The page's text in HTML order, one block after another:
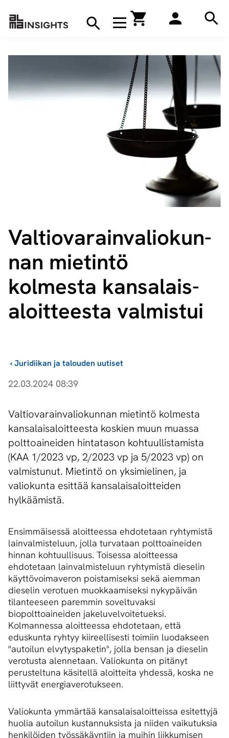
Avaa navigaatio
Hae
Val­tio­va­rain­va­lio­kun­
nan mietintö
kolmesta kan­sa­lais­
aloit­tees­ta valmistui
Juridiikan ja talouden uutiset
›
22.03.2024 08:39
Valtiovarainvaliokunnan mietintö kolmesta
kansalaisaloitteesta koskien muun muassa
polttoaineiden hintatason kohtuullistamista
(KAA 1/2023 vp, 2/2023 vp ja 5/2023 vp) on
valmistunut. Mietintö on yksimielinen, ja
valiokunta esittää kansalaisaloitteiden
hylkäämistä.
Ensimmäisessä aloitteessa ehdotetaan ryhtymistä
lainvalmisteluun, jolla turvataan polttoaineiden
hinnan kohtuullisuus. Toisessa aloitteessa
ehdotetaan lainvalmisteluun ryhtymistä dieselin
käyttövoimaveron poistamiseksi sekä aiemman
dieselin verotuen muokkaamiseksi nykypäivän
tilanteeseen paremmin soveltuvaksi
biopolttoaineiden jakeluvelvoitetueksi.
Kolmannessa aloitteessa ehdotetaan, että
eduskunta ryhtyy kiireellisesti toimiin luodakseen
"autoilun elvytyspaketin", jolla bensan ja dieselin
verotusta alennetaan. Valiokunta on pitänyt
perusteltuna käsitellä aloitteita yhdessä, koska ne
liittyvät energiaverotukseen.
Valiokunta ymmärtää kansalaisaloitteissa esitettyjä
huolia autoilun kustannuksista ja niiden vaikutuksia
henkilöiden työssäkäyntiin ja muihin liikkumisen